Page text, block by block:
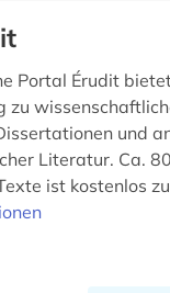
Portal Érudit
zu
und
Literatur. Ca.
ist kostenlos